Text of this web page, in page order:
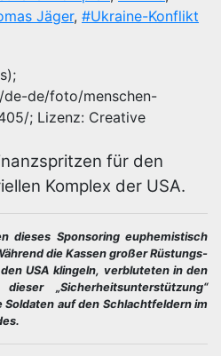
Jäger, #Ukraine-Konflikt
für den
Komplex der USA.
dieses Sponsoring euphemistisch
die Kassen großer Rüstungs-
USA klingeln, verbluteten in den
„Sicherheitsunterstützung“
auf den Schlachtfeldern im